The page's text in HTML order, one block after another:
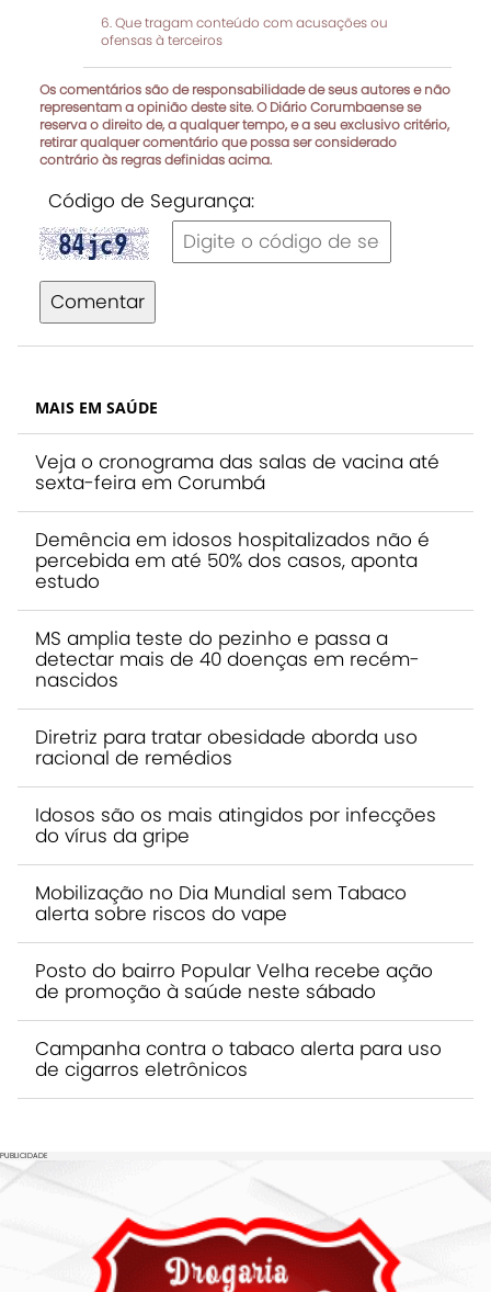
Que tragam conteúdo com acusações ou
ofensas à terceiros
Os comentários são de responsabilidade de seus autores e não
representam a opinião deste site. O Diário Corumbaense se
reserva o direito de, a qualquer tempo, e a seu exclusivo critério,
retirar qualquer comentário que possa ser considerado
contrário às regras definidas acima.
Código de Segurança:
Comentar
MAIS EM SAÚDE
Veja o cronograma das salas de vacina até
sexta-feira em Corumbá
Demência em idosos hospitalizados não é
percebida em até 50% dos casos, aponta
estudo
MS amplia teste do pezinho e passa a
detectar mais de 40 doenças em recém-
nascidos
Diretriz para tratar obesidade aborda uso
racional de remédios
Idosos são os mais atingidos por infecções
do vírus da gripe
Mobilização no Dia Mundial sem Tabaco
alerta sobre riscos do vape
Posto do bairro Popular Velha recebe ação
de promoção à saúde neste sábado
Campanha contra o tabaco alerta para uso
de cigarros eletrônicos
PUBLICIDADE